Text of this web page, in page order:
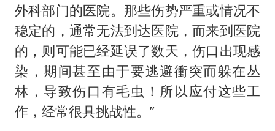
外科部门的医院。那些伤势严重或情况不
稳定的，通常无法到达医院，而来到医院
的，则可能已经延误了数天，伤口出现感
染，期间甚至由于要逃避衝突而躲在丛
林，导致伤口有毛虫！所以应付这些工
作，经常很具挑战性。”